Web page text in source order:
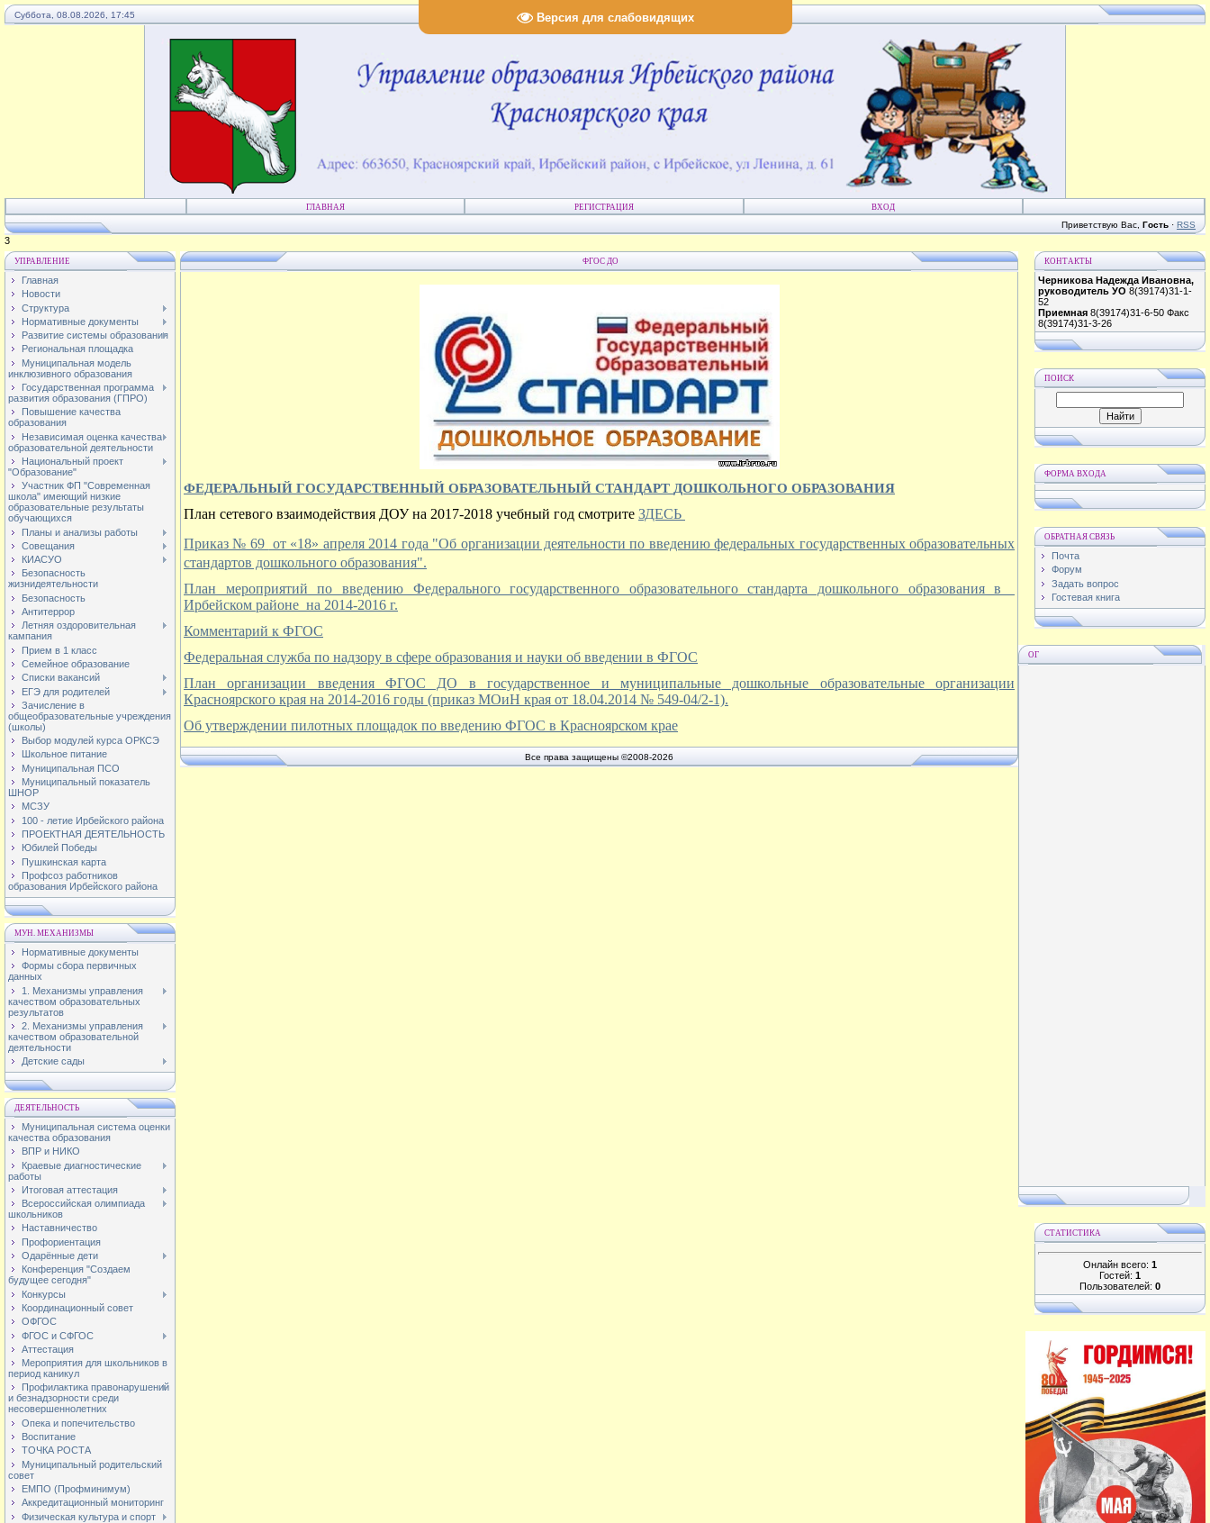
Версия для слабовидящих
Суббота, 08.08.2026, 17:45
ГЛАВНАЯ РЕГИСТРАЦИЯ ВХОД
Приветствую Вас Гость · RSS
1
УПРАВЛЕНИЕ
Главная
Новости
Структура
Нормативные документы
Развитие системы образования
Региональная площадка
Муниципальная модель
инклюзивного образования
Государственная программа
развития образования (ГПРО)
Повышение качества
образования
Независимая оценка качества
образовательной деятельности
Национальный проект
"Образование"
Участник ФП "Современная
школа" имеющий низкие
образовательные результаты
обучающихся
Планы и анализы работы
Совещания
КИАСУО
Безопасность
жизнидеятельности
Безопасность
Антитеррор
Летняя оздоровительная
кампания
Прием в 1 класс
Семейное образование
Списки вакансий
ЕГЭ для родителей
Зачисление в
общеобразовательные учреждения
(школы)
Выбор модулей курса ОРКСЭ
Школьное питание
Муниципальная ПСО
Муниципальный показатель
ШНОР
МСЗУ
100 - летие Ирбейского района
ПРОЕКТНАЯ ДЕЯТЕЛЬНОСТЬ
Юбилей Победы
Пушкинская карта
Профсоз работников
образования Ирбейского района
МУН. МЕХАНИЗМЫ
Нормативные документы
Формы сбора первичных
данных
1. Механизмы управления
качеством образовательных
результатов
2. Механизмы управления
качеством образовательной
деятельности
Детские сады
ДЕЯТЕЛЬНОСТЬ
Муниципальная система оценки
качества образования
ВПР и НИКО
Краевые диагностические
работы
Итоговая аттестация
Всероссийская олимпиада
школьников
Наставничество
Профориентация
Одарённые дети
Конференция "Создаем
будущее сегодня"
Конкурсы
Координационный совет
ОФГОС
ФГОС и СФГОС
Аттестация
Мероприятия для школьников в
период каникул
Профилактика правонарушений
и безнадзорности среди
несовершеннолетних
Опека и попечительство
Воспитание
ТОЧКА РОСТА
Муниципальный родительский
совет
ЕМПО (Профминимум)
Аккредитационный мониторинг
Физическая культура и спорт
ФГОС ДО
ФЕДЕРАЛЬНЫЙ ГОСУДАРСТВЕННЫЙ ОБРАЗОВАТЕЛЬНЫЙ СТАНДАРТ ДОШКОЛЬНОГО ОБРАЗОВАНИЯ
План сетевого взаимодействия ДОУ на 2017-2018 учебный год смотрите ЗДЕСЬ
Приказ № 69 от «18» апреля 2014 года "Об организации деятельности по введению федеральных государственных образовательных
стандартов дошкольного образования".
План мероприятий по введению Федерального государственного образовательного стандарта дошкольного образования в
Ирбейском районе на 2014-2016 г.
Комментарий к ФГОС
Федеральная служба по надзору в сфере образования и науки об введении в ФГОС
План организации введения ФГОС ДО в государственное и муниципальные дошкольные образовательные организации
Красноярского края на 2014-2016 годы (приказ МОиН края от 18.04.2014 № 549-04/2-1).
Об утверждении пилотных площадок по введению ФГОС в Красноярском крае
Все права защищены ©2008-2026
КОНТАКТЫ
Черникова Надежда Ивановна,
руководитель УО 8(39174)31-1-
52
Приемная 8(39174)31-6-50 Факс
8(39174)31-3-26
ПОИСК
ФОРМА ВХОДА
ОБРАТНАЯ СВЯЗЬ
Почта
Форум
Задать вопрос
Гостевая книга
ОГ
СТАТИСТИКА
Онлайн всего: 1
Гостей: 1
Пользователей: 0